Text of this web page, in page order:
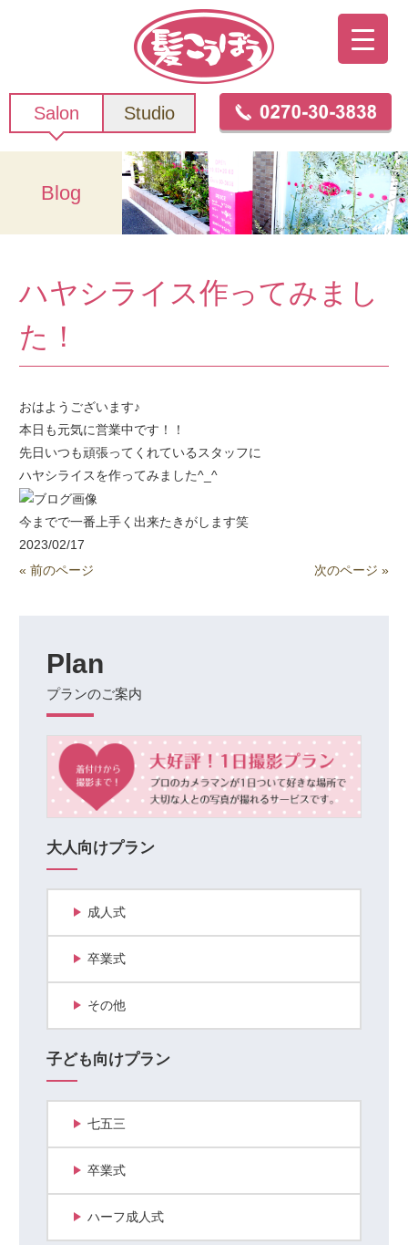
Salon Studio
Blog
ハヤシライス作ってみまし
た！
おはようございます♪
本日も元気に営業中です！！
先日いつも頑張ってくれているスタッフに
ハヤシライスを作ってみました^_^
今までで一番上手く出来たきがします笑
2023/02/17
« 前のページ
次のページ »
Plan
プランのご案内
大人向けプラン
成人式
卒業式
その他
子ども向けプラン
七五三
卒業式
ハーフ成人式